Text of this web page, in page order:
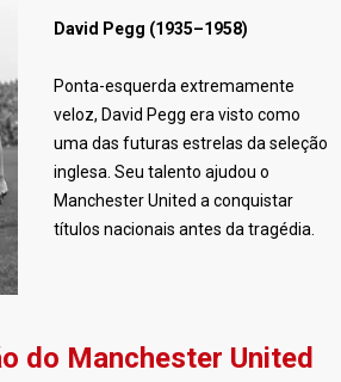
David Pegg (1935–1958)
Ponta-esquerda extremamente
veloz, David Pegg era visto como
uma das futuras estrelas da seleção
inglesa. Seu talento ajudou o
Manchester United a conquistar
títulos nacionais antes da tragédia.
do Manchester United